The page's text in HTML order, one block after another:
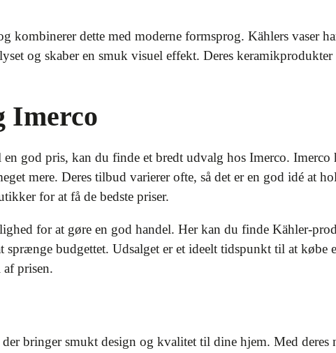
kombinerer dette med moderne formsprog. Kählers vaser
og skaber en smuk visuel effekt. Deres
Imerco
god pris, kan du finde et bredt udvalg hos Imerco. Imerco
mere. Deres tilbud varierer ofte, så det er en god idé at
for at få de bedste priser.
for at gøre en god handel. Her kan du finde Kähler-
budgettet. Udsalget er et ideelt tidspunkt til at købe
prisen.
bringer smukt design og kvalitet til dine hjem. Med deres